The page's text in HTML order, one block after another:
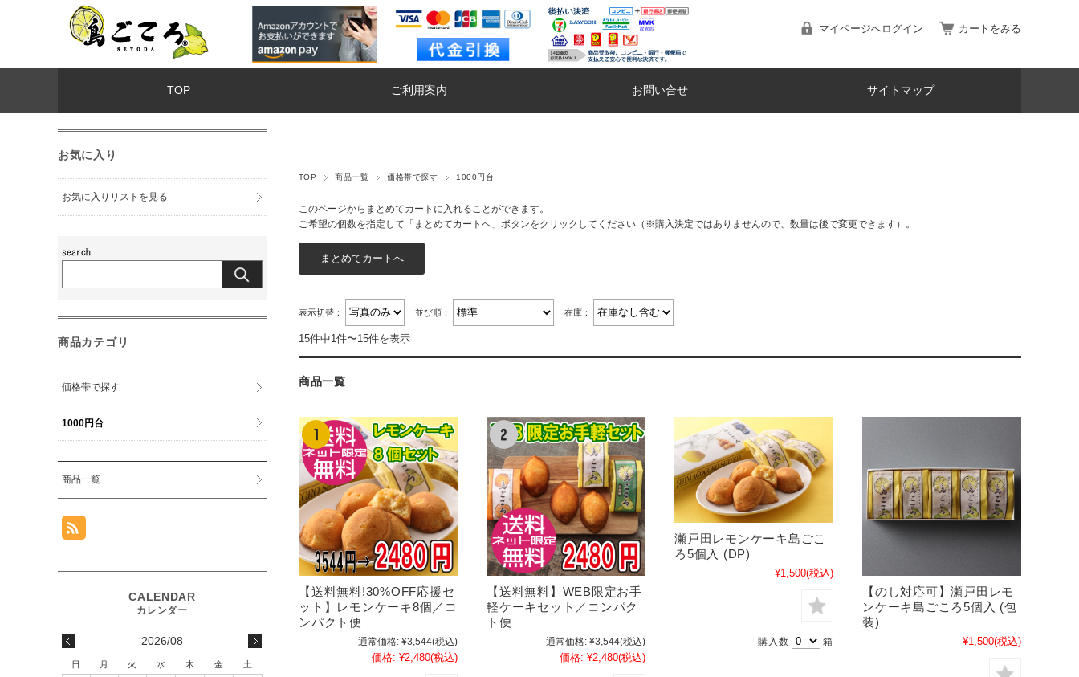
マイページへログイン カートをみる
TOP ご利用案内 お問い合せ サイトマップ
TOP 商品一覧 価格帯で探す 1000円台
このページからまとめてカートに入れることができます。
ご希望の個数を指定して「まとめてカートへ」ボタンをクリックしてください（※購入決定ではありませんので、数量は後で変更できます）。
表示切替： 並び順： 在庫：
15件中1件〜15件を表示
商品一覧
【送料無料!30%OFF応援セ
ット】レモンケーキ8個／コ
ンパクト便
通常価格: ¥3,544(税込)
価格: ¥2,480(税込)
【送料無料】WEB限定お手
軽ケーキセット／コンパク
ト便
通常価格: ¥3,544(税込)
価格: ¥2,480(税込)
瀬戸田レモンケーキ島ごこ
ろ5個入 (DP)
¥1,500(税込)
購入数 箱
【のし対応可】瀬戸田レモ
ンケーキ島ごころ5個入 (包
装)
¥1,500(税込)
お気に入り
お気に入りリストを見る
商品カテゴリ
価格帯で探す
1000円台
商品一覧
2026/08
日 月 火 水 木 金
土